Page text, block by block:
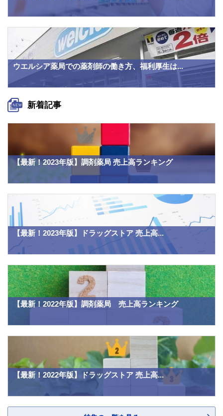
ウエルシア薬局での薬剤師の働き方、福利厚生は...
新着記事
【最新！2023年版】調剤薬局 売上高ランキング
【最新！2023年版】ドラッグストア 売上高...
【最新！2022年版】調剤薬局 売上高ランキング
【最新！2022年版】ドラッグストア 売上高...